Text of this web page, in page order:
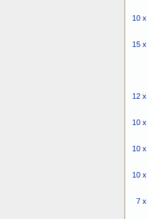
10 x
15 x
12 x
10 x
10 x
10 x
7 x